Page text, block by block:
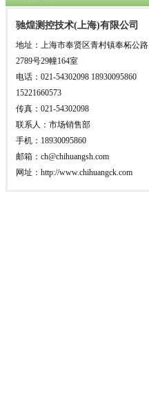
驰煌测控技术(上海)有限公司
地址：上海市奉贤区青村镇奉柘公路
2789号29幢164室
电话：021-54302098 18930095860
15221660573
传真：021-54302098
联系人：市场销售部
手机：18930095860
邮箱：ch@chihuangsh.com
网址：http://www.chihuangck.com